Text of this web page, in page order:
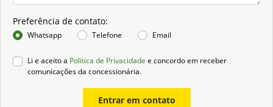
Preferência de contato:
Whatsapp Telefone Email
Li e aceito a Política de Privacidade e concordo em receber
comunicações da concessionária.
Entrar em contato